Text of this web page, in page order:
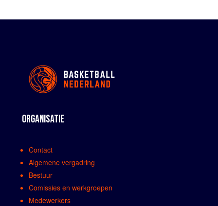
ORGANISATIE
Contact
Algemene vergadring
Bestuur
Comissies en werkgroepen
Medewerkers